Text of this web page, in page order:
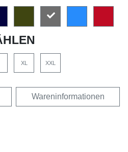
XL XXL
Wareninformationen